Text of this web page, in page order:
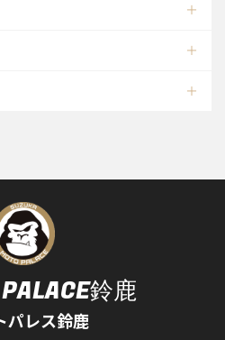
鈴鹿
パレス鈴鹿